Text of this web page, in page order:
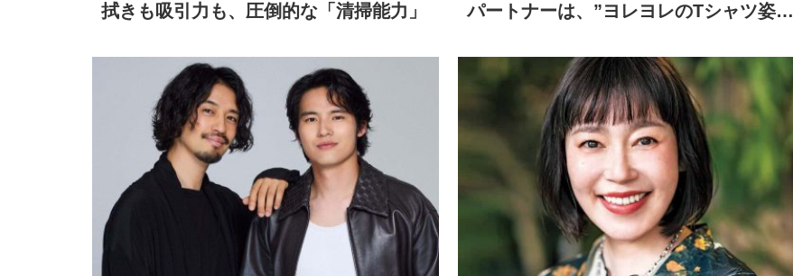
拭きも吸引力も、圧倒的な「清掃能力」
パートナーは、”ヨレヨレのTシャツ姿を
とは？